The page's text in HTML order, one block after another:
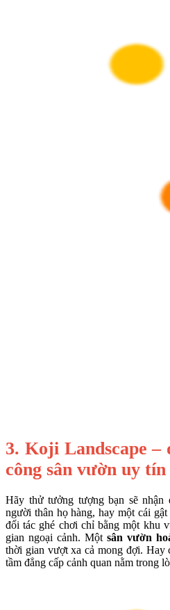
3. Koji Landscape
công sân vườn uy tín
Hãy thử tưởng tượng bạn sẽ nhận
người thân họ hàng, hay một cái
đối tác ghé chơi chỉ bằng một khu
gian ngoại cảnh. Một sân vườn
thời gian vượt xa cả mong đợi. Hay
tầm đẳng cấp cảnh quan nằm trong